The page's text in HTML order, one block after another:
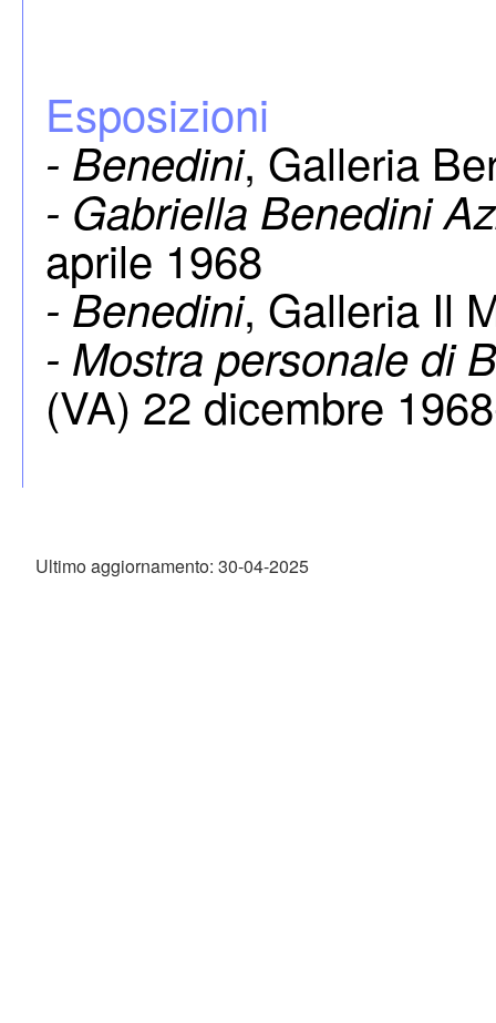
Esposizioni
- Benedini, Galleria
- Gabriella Benedini
aprile 1968
- Benedini, Galleria Il
- Mostra personale di
(VA) 22 dicembre
Ultimo aggiornamento: 30-04-2025